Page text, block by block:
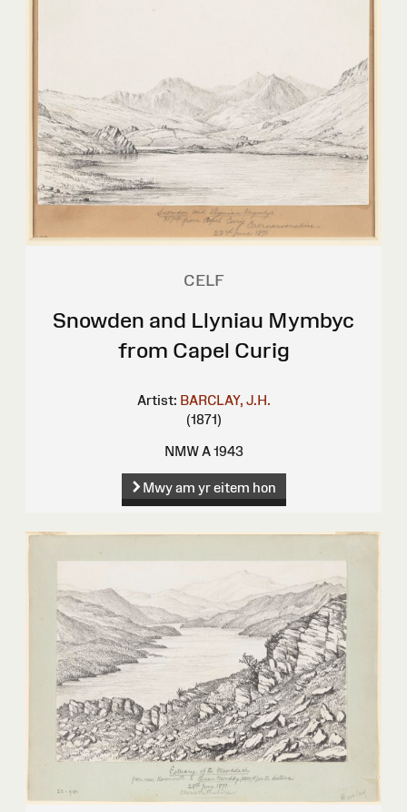
CELF
Snowden and Llyniau Mymbyc
from Capel Curig
Artist: BARCLAY, J.H.
(1871)
NMW A 1943
Mwy am yr eitem hon